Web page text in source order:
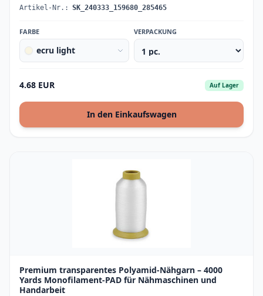
Artikel-Nr.: SK_240333_159680_285465
FARBE
ecru light
VERPACKUNG
4.68 EUR Auf Lager
In den Einkaufswagen
Premium transparentes Polyamid-Nähgarn – 4000
Yards Monofilament-PAD für Nähmaschinen und
Handarbeit